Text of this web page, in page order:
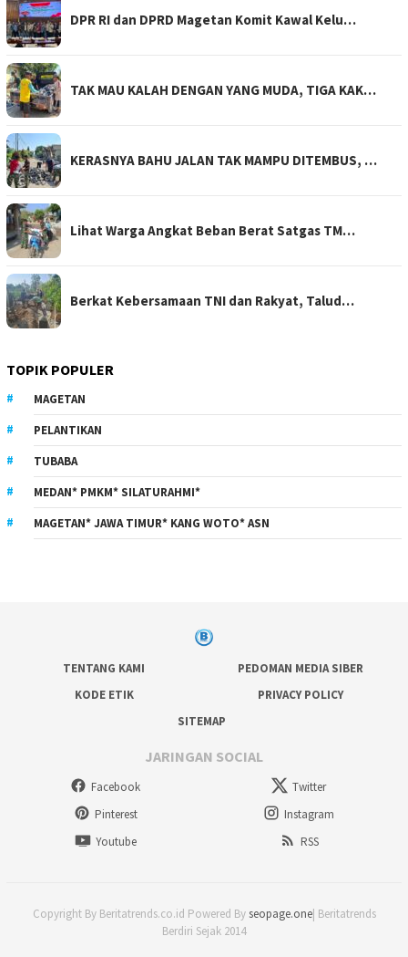
DPR RI dan DPRD Magetan Komit Kawal Kelu…
TAK MAU KALAH DENGAN YANG MUDA, TIGA KAK…
KERASNYA BAHU JALAN TAK MAMPU DITEMBUS, …
Lihat Warga Angkat Beban Berat Satgas TM…
Berkat Kebersamaan TNI dan Rakyat, Talud…
TOPIK POPULER
MAGETAN
PELANTIKAN
TUBABA
MEDAN* PMKM* SILATURAHMI*
MAGETAN* JAWA TIMUR* KANG WOTO* ASN
TENTANG KAMI
PEDOMAN MEDIA SIBER
KODE ETIK
PRIVACY POLICY
SITEMAP
JARINGAN SOCIAL
Facebook
Twitter
Pinterest
Instagram
Youtube
RSS
Copyright By Beritatrends.co.id Powered Byseopage.one| Beritatrends
Berdiri Sejak 2014